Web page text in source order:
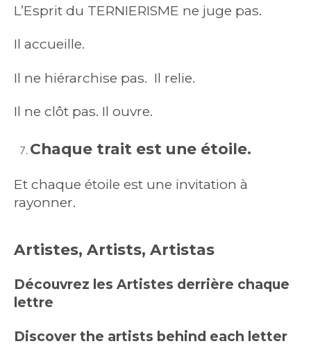
L’Esprit du TERNIERISME ne juge pas.
Il accueille.
Il ne hiérarchise pas. Il relie.
Il ne clôt pas. Il ouvre.
Chaque trait est une étoile.
Et chaque étoile est une invitation à
rayonner.
Artistes, Artists, Artistas
Découvrez les Artistes derrière chaque
lettre
Discover the artists behind each letter